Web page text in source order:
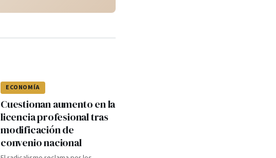
ECONOMÍA
Cuestionan aumento en la
licencia profesional tras
modificación de
convenio nacional